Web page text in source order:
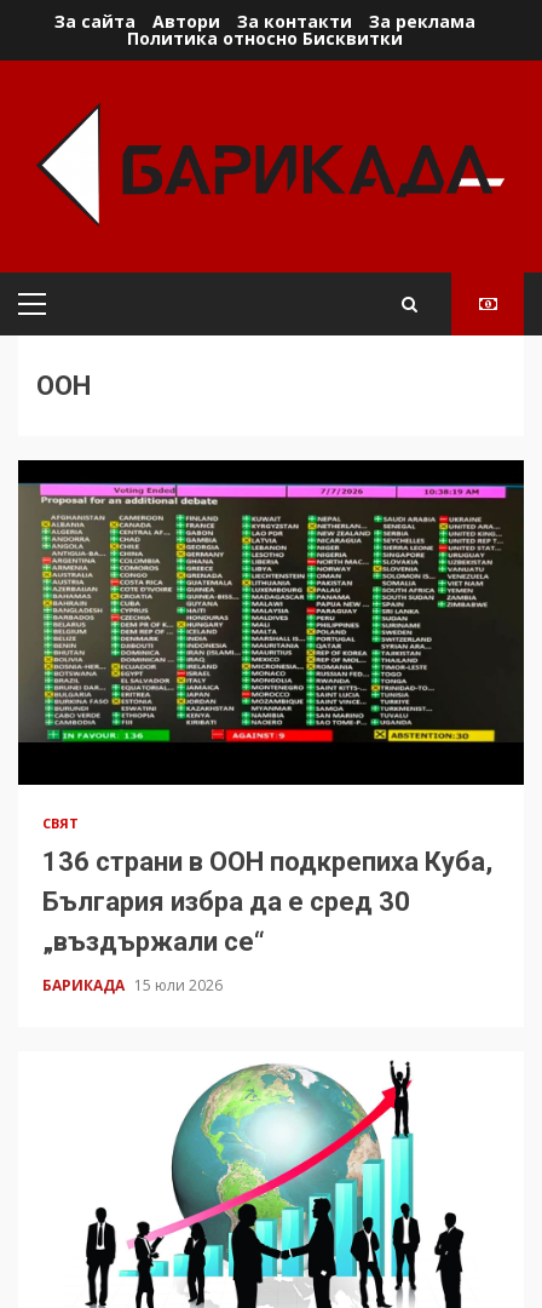
За сайта Автори За контакти За реклама
Политика относно Бисквитки
Primary
ООН
СВЯТ
136 страни в ООН подкрепиха Куба,
България избра да е сред 30
„въздържали се“
БАРИКАДА 15 юли 2026